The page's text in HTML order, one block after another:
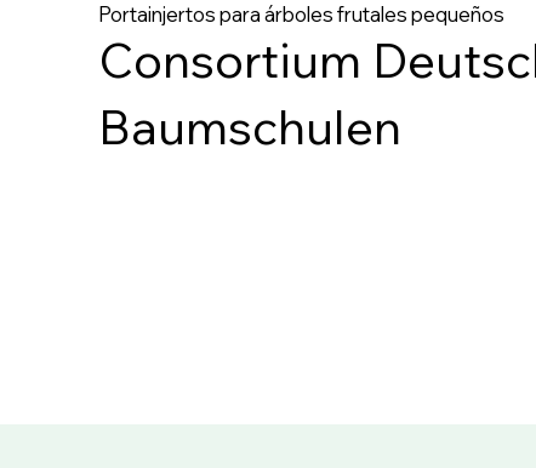
Consortium
Baumschulen
Portainjertos para árboles frutales pequeños